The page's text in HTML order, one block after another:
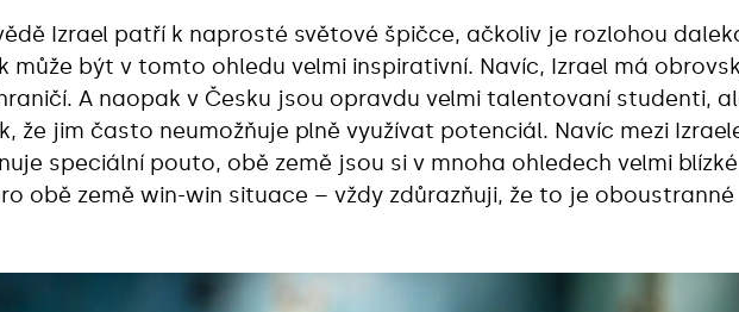
Izrael patří k naprosté světové špičce, ačkoliv je rozlohou
může být v tomto ohledu velmi inspirativní. Navíc, Izrael má
A naopak v Česku jsou opravdu velmi talentovaní studenti,
že jim často neumožňuje plně využívat potenciál. Navíc mezi
speciální pouto, obě země jsou si v mnoha ohledech velmi
obě země win-win situace – vždy zdůrazňuji, že to je oboustranné